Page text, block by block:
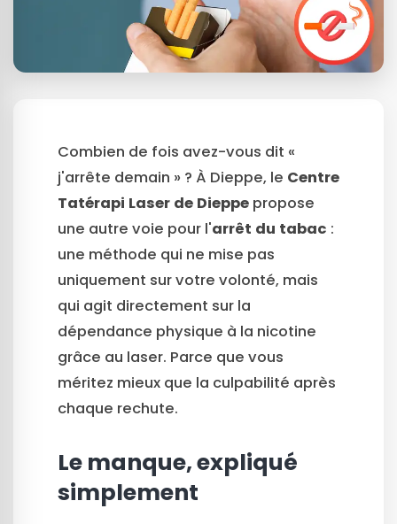
Combien de fois avez-vous dit «
j'arrête demain » ? À Dieppe, le Centre
Tatérapi Laser de Dieppe propose
une autre voie pour l'arrêt du tabac :
une méthode qui ne mise pas
uniquement sur votre volonté, mais
qui agit directement sur la
dépendance physique à la nicotine
grâce au laser. Parce que vous
méritez mieux que la culpabilité après
chaque rechute.
Le manque, expliqué
simplement